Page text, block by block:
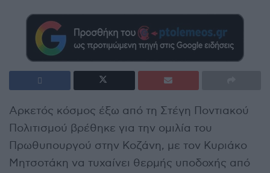
Αρκετός κόσμος έξω από τη Στέγη Ποντιακού
Πολιτισμού βρέθηκε για την ομιλία του
Πρωθυπουργού στην Κοζάνη, με τον Κυριάκο
Μητσοτάκη να τυχαίνει θερμής υποδοχής από